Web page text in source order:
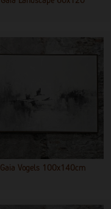
Gaia Vogels 100x140cm